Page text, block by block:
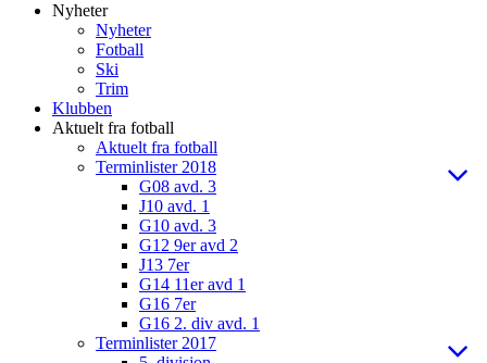
Nyheter
Nyheter
Fotball
Ski
Trim
Klubben
Aktuelt fra fotball
Aktuelt fra fotball
Terminlister 2018
G08 avd. 3
J10 avd. 1
G10 avd. 3
G12 9er avd 2
J13 7er
G14 11er avd 1
G16 7er
G16 2. div avd. 1
Terminlister 2017